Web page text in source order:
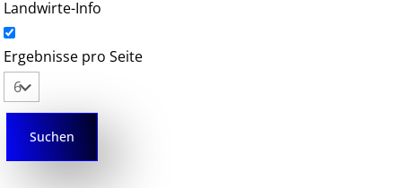
Landwirte-Info
Ergebnisse pro Seite